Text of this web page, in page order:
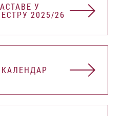
У
2025/26